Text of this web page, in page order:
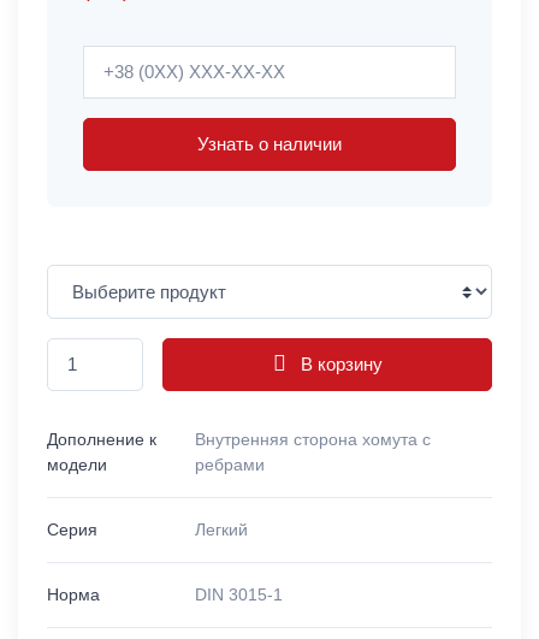
Узнать о наличии
В корзину
Дополнение к
модели
Внутренняя сторона хомута с
ребрами
Серия Легкий
Норма DIN 3015-1